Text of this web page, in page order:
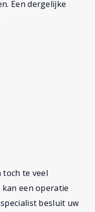
Een dergelijke
toch te veel
een operatie
besluit uw